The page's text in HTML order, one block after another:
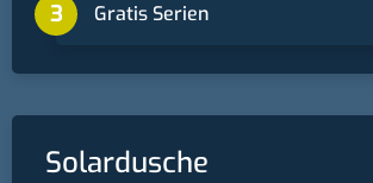
Gratis Serien
Solardusche